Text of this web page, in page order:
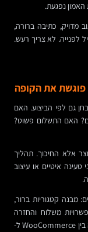
מדויק, כתיבה ברורה,
לפנייה. לא צריך רעש.
פוגשת את הקופה
גם לפי הביצוע. האם
האם התשלום פשוט?
אלא החיכוך. תהליך
איטיים או עיצוב
מבנה קטגוריות ברור,
משלוח והחזרה
מובנות, וחוויית שימוש חלקה גם מהטלפון. כאן הבחירה בין WooCommerce ל-